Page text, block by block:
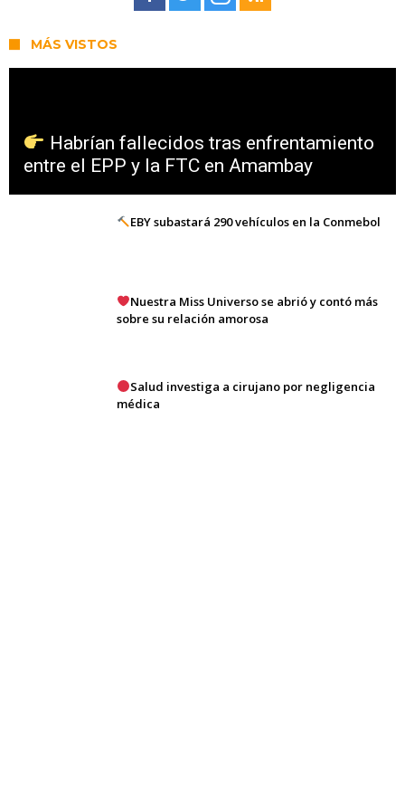
MÁS VISTOS
Habrían fallecidos tras enfrentamiento
entre el EPP y la FTC en Amambay
EBY subastará 290 vehículos en la Conmebol
Nuestra Miss Universo se abrió y contó más
sobre su relación amorosa
Salud investiga a cirujano por negligencia
médica